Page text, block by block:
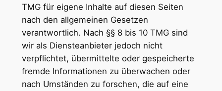
TMG für eigene Inhalte auf diesen Seiten
nach den allgemeinen Gesetzen
verantwortlich. Nach §§ 8 bis 10 TMG sind
wir als Diensteanbieter jedoch nicht
verpflichtet, übermittelte oder gespeicherte
fremde Informationen zu überwachen oder
nach Umständen zu forschen, die auf eine